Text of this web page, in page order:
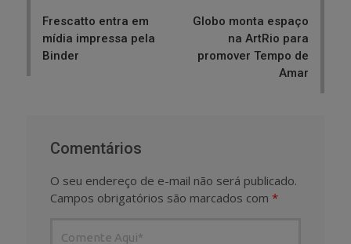
Frescatto entra em
mídia impressa pela
Binder
Globo monta espaço
na ArtRio para
promover Tempo de
Amar
Comentários
O seu endereço de e-mail não será publicado.
Campos obrigatórios são marcados com *